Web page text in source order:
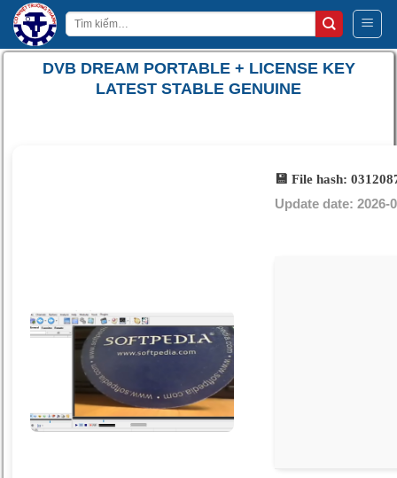
Bỏ
qua
nội
Tìm
kiếm:
DVB DREAM PORTABLE + LICENSE KEY
LATEST STABLE GENUINE
💾 File hash:
Update date: 2026-